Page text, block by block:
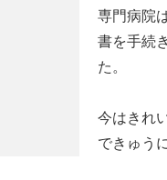
専門病院
書を手続
た。
今はきれ
できゅう